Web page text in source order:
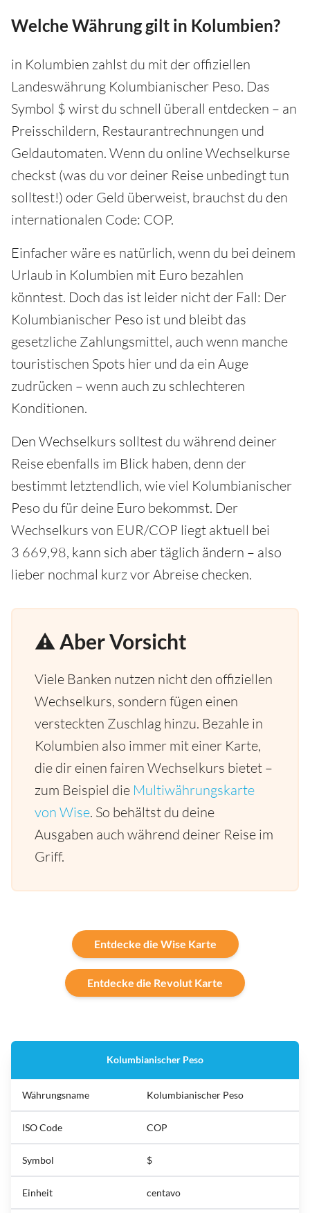
Welche Währung gilt in Kolumbien?
in Kolumbien zahlst du mit der offiziellen
Landeswährung Kolumbianischer Peso. Das
Symbol $ wirst du schnell überall entdecken – an
Preisschildern, Restaurantrechnungen und
Geldautomaten. Wenn du online Wechselkurse
checkst (was du vor deiner Reise unbedingt tun
solltest!) oder Geld überweist, brauchst du den
internationalen Code: COP.
Einfacher wäre es natürlich, wenn du bei deinem
Urlaub in Kolumbien mit Euro bezahlen
könntest. Doch das ist leider nicht der Fall: Der
Kolumbianischer Peso ist und bleibt das
gesetzliche Zahlungsmittel, auch wenn manche
touristischen Spots hier und da ein Auge
zudrücken – wenn auch zu schlechteren
Konditionen.
Den Wechselkurs solltest du während deiner
Reise ebenfalls im Blick haben, denn der
bestimmt letztendlich, wie viel Kolumbianischer
Peso du für deine Euro bekommst. Der
Wechselkurs von EUR/COP liegt aktuell bei
3 669,98, kann sich aber täglich ändern – also
lieber nochmal kurz vor Abreise checken.
⚠️ Aber Vorsicht
Viele Banken nutzen nicht den offiziellen
Wechselkurs, sondern fügen einen
versteckten Zuschlag hinzu. Bezahle in
Kolumbien also immer mit einer Karte,
die dir einen fairen Wechselkurs bietet –
zum Beispiel die Multiwährungskarte
von Wise. So behältst du deine
Ausgaben auch während deiner Reise im
Griff.
Entdecke die Wise Karte
Entdecke die Revolut Karte
Kolumbianischer Peso
Währungsname Kolumbianischer Peso
ISO Code COP
Symbol $
Einheit centavo